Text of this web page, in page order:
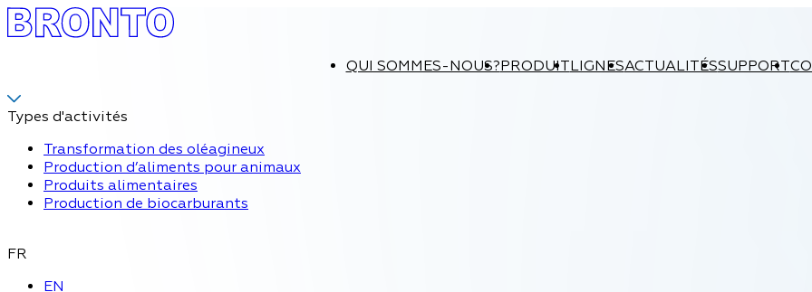
QUI SOMMES-NOUS?PRODUITLIGNESACTUALITÉSSUPPORT
Types d'activités
Transformation des oléagineux
Production d’aliments pour animaux
Produits alimentaires
Production de biocarburants
FR
EN